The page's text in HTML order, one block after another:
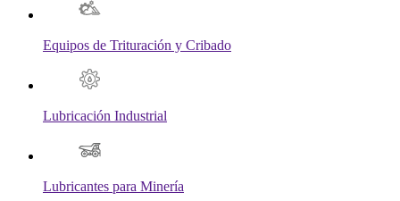
Equipos de Trituración y Cribado
Lubricación Industrial
Lubricantes para Minería